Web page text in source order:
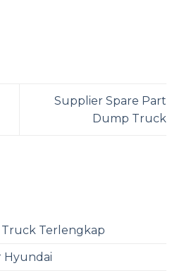
Supplier Spare Part
Dump Truck
Terlengkap
Hyundai